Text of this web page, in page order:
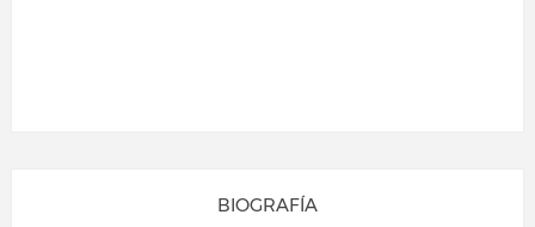
BIOGRAFÍA